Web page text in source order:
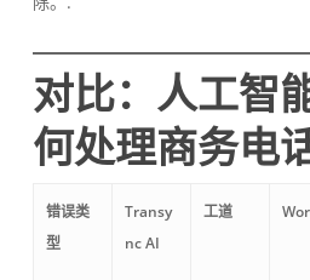
对比：人工智
何处理商务电
错误类
型
Transy
nc AI
工道